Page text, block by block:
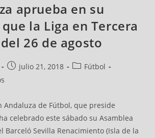
aprueba en su
la Liga en Tercera
26 de agosto
julio 21, 2018
Fútbol
Andaluza de Fútbol, que preside
celebrado este sábado su Asamblea
Barceló Sevilla Renacimiento (Isla de la